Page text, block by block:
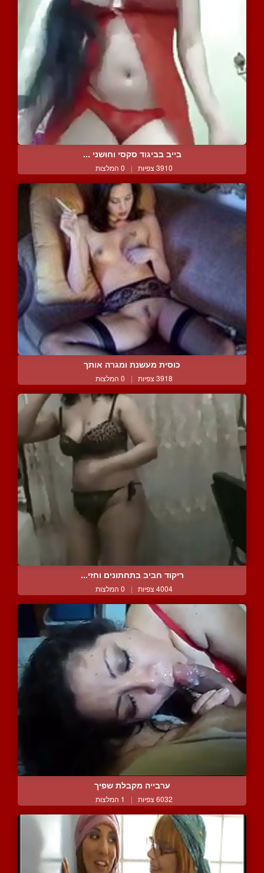
בייב בביגוד סקסי וחושני ...
3910 צפיות | 0 המלצות
כוסית מעשנת ומגרה אותך
3918 צפיות | 0 המלצות
ריקוד חביב בתחתונים וחזי...
4004 צפיות | 0 המלצות
ערבייה מקבלת שפיך
6032 צפיות | 1 המלצות